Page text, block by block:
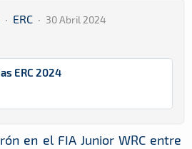
· ERC · 30 Abril 2024
ERC 2024
en el FIA Junior WRC entre